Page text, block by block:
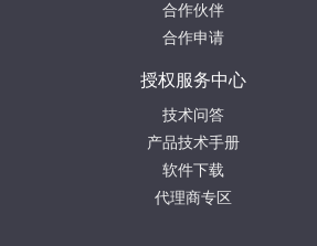
合作伙伴
合作申请
授权服务中心
技术问答
产品技术手册
软件下载
代理商专区